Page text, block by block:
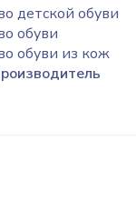
детской обуви
обуви
обуви из кож